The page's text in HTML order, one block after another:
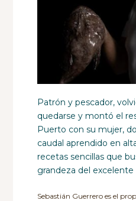
Patrón y pescador,
quedarse y montó el
Puerto con su mujer,
caudal aprendido en
recetas sencillas que
grandeza del
Sebastián Guerrero es el